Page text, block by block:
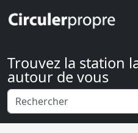
Trouvez la station
autour de vous